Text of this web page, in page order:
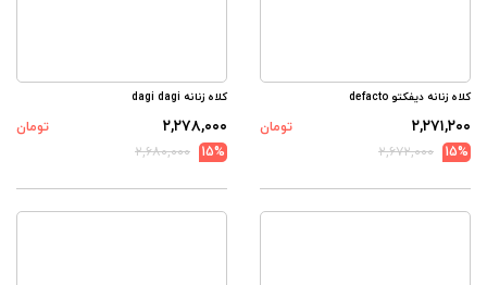
کلاه زنانه دیفکتو defacto
۲,۲۷۱,۲۰۰
تومان
15%
۲,۶۷۲,۰۰۰
کلاه زنانه dagi dagi
۲,۲۷۸,۰۰۰
تومان
15%
۲,۶۸۰,۰۰۰